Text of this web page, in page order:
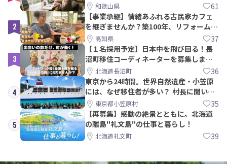
和歌山県 61
2
【事業承継】情緒あふれる古民家カフェ
を継ぎませんか？築100年、リフォームか
ら約10年！
高知県 37
3
【１名採用予定】日本中を飛び回る！長
沼町移住コーディネーターを募集しま
す！北海道長沼町 36
4
東京から24時間。世界自然遺産・小笠原
には、なぜ移住者が多い？ 村長に聞いて
みた東京都小笠原村 35
5
【再募集】感動の絶景とともに。北海道
の離島"礼文島"の仕事と暮らし！
北海道礼文町 39